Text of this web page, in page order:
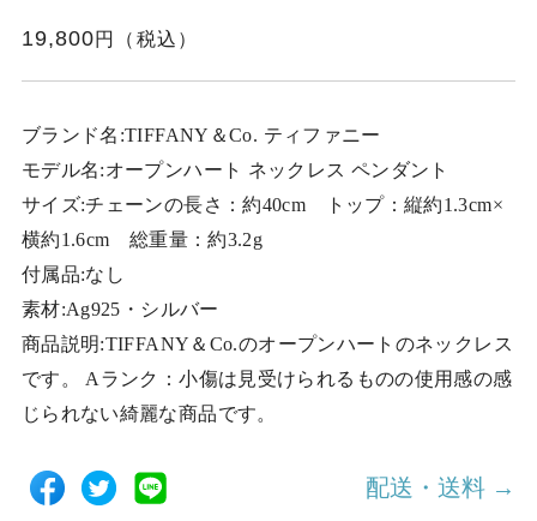
19,800
ブランド名:TIFFANY＆Co. ティファニー
モデル名:オープンハート ネックレス ペンダント
サイズ:チェーンの長さ：約40cm トップ：縦約1.3cm×
横約1.6cm 総重量：約3.2g
付属品:なし
素材:Ag925・シルバー
商品説明:TIFFANY＆Co.のオープンハートのネックレス
です。 Aランク：小傷は見受けられるものの使用感の感
じられない綺麗な商品です。
配送・送料 →